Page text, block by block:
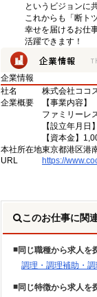
というビジョンに
これからも「断ト
幸せを届けるお仕
活躍できます！
企業情報
社名
株式会社ココ
企業概要
【事業内容】
ファミリーレ
【設立年月日
【資本金】
本社所在地東京都港区港
URL
https://
このお仕事に関
同じ職種から求人を
調理・調理補助・
同じ特徴から求人を